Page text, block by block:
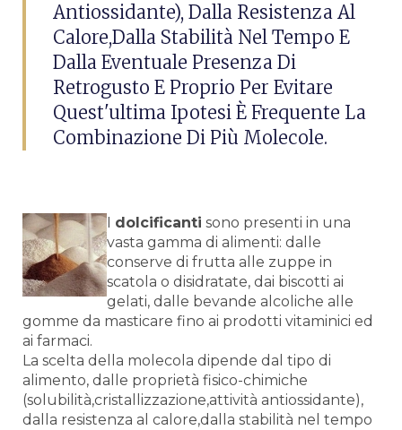
Antiossidante), Dalla Resistenza Al
Calore,dalla Stabilità Nel Tempo E
Dalla Eventuale Presenza Di
Retrogusto E Proprio Per Evitare
Quest'ultima Ipotesi È Frequente La
Combinazione Di Più Molecole.
I dolcificanti sono presenti in una
vasta gamma di alimenti: dalle
conserve di frutta alle zuppe in
scatola o disidratate, dai biscotti ai
gelati, dalle bevande alcoliche alle
gomme da masticare fino ai prodotti vitaminici ed
ai farmaci.
La scelta della molecola dipende dal tipo di
alimento, dalle proprietà fisico-chimiche
(solubilità,cristallizzazione,attività antiossidante),
dalla resistenza al calore,dalla stabilità nel tempo